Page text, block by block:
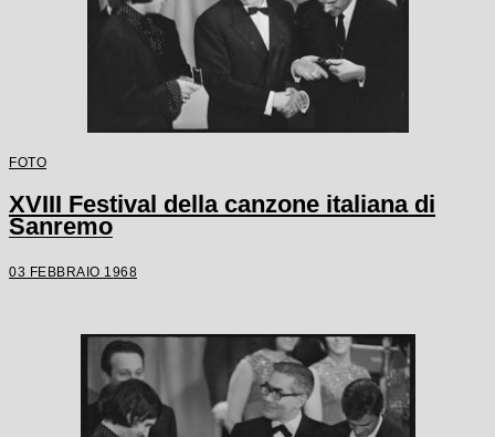
FOTO
XVIII Festival della canzone italiana di
Sanremo
03 FEBBRAIO 1968